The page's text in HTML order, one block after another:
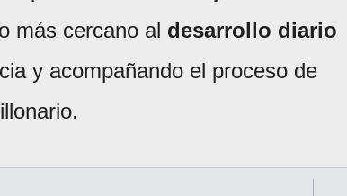
más cercano al desarrollo diario
y acompañando el proceso de